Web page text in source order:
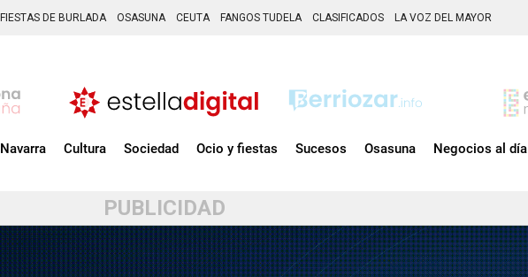
FIESTAS DE BURLADA OSASUNA CEUTA FANGOS TUDELA CLASIFICADOS LA VOZ DEL MAYOR
Navarra Cultura Sociedad Ocio y fiestas Sucesos Osasuna Negocios al día
PUBLICIDAD